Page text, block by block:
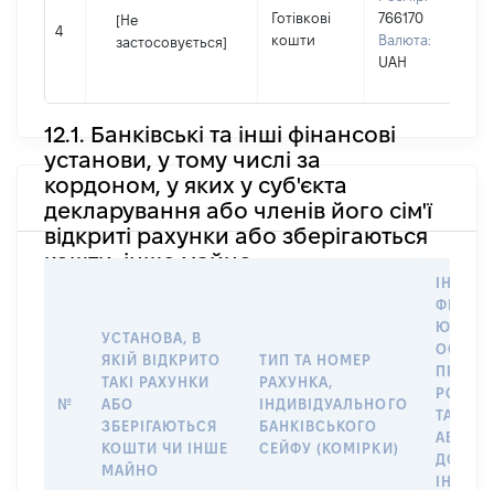
4
[Не
застосовується]
Готівкові
кошти
766170
Валюта:
UAH
12.1. Банківські та інші фінансові
установи, у тому числі за
кордоном, у яких у суб'єкта
декларування або членів його сім'ї
відкриті рахунки або зберігаються
кошти, інше майно
№
УСТАНОВА, В
ЯКІЙ ВІДКРИТО
ТАКІ РАХУНКИ
АБО
ЗБЕРІГАЮТЬСЯ
КОШТИ ЧИ ІНШЕ
МАЙНО
ТИП ТА НОМЕР
РАХУНКА,
ІНДИВІДУАЛЬНОГО
БАНКІВСЬКОГО
СЕЙФУ (КОМІРКИ)
ПРАВО
ТАКИМ
АБО
ДО